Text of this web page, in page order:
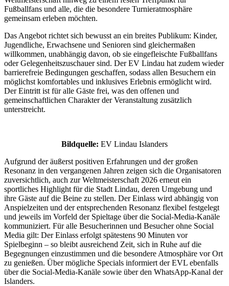
Fußballfans und alle, die die besondere Turnieratmosphäre
gemeinsam erleben möchten.
Das Angebot richtet sich bewusst an ein breites Publikum: Kinder,
Jugendliche, Erwachsene und Senioren sind gleichermaßen
willkommen, unabhängig davon, ob sie eingefleischte Fußballfans
oder Gelegenheitszuschauer sind. Der EV Lindau hat zudem wieder
barrierefreie Bedingungen geschaffen, sodass allen Besuchern ein
möglichst komfortables und inklusives Erlebnis ermöglicht wird.
Der Eintritt ist für alle Gäste frei, was den offenen und
gemeinschaftlichen Charakter der Veranstaltung zusätzlich
unterstreicht.
Bildquelle: EV Lindau Islanders
Aufgrund der äußerst positiven Erfahrungen und der großen
Resonanz in den vergangenen Jahren zeigen sich die Organisatoren
zuversichtlich, auch zur Weltmeisterschaft 2026 erneut ein
sportliches Highlight für die Stadt Lindau, deren Umgebung und
ihre Gäste auf die Beine zu stellen. Der Einlass wird abhängig von
Anspielzeiten und der entsprechenden Resonanz flexibel festgelegt
und jeweils im Vorfeld der Spieltage über die Social-Media-Kanäle
kommuniziert. Für alle Besucherinnen und Besucher ohne Social
Media gilt: Der Einlass erfolgt spätestens 90 Minuten vor
Spielbeginn – so bleibt ausreichend Zeit, sich in Ruhe auf die
Begegnungen einzustimmen und die besondere Atmosphäre vor Ort
zu genießen. Über mögliche Specials informiert der EVL ebenfalls
über die Social-Media-Kanäle sowie über den WhatsApp-Kanal der
Islanders.